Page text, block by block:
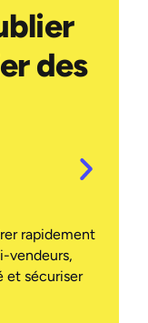
des
rapidement
vendeurs,
et sécuriser